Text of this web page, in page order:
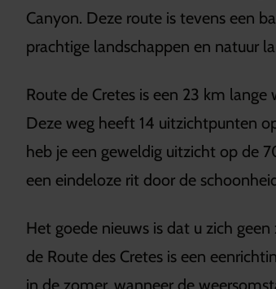
Canyon. Deze route is tevens een
prachtige landschappen en natuur
Route de Cretes is een 23 km
Deze weg heeft 14 uitzichtpunten
heb je een geweldig uitzicht op de
een eindeloze rit door de
Het goede nieuws is dat u zich
de Route des Cretes is een
in de zomer, wanneer de